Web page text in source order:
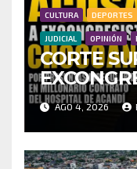
CULTURA DEPORTES
JUDICIAL OPINIÓN
CORTE
POR
DEL
AGO 4, 2026